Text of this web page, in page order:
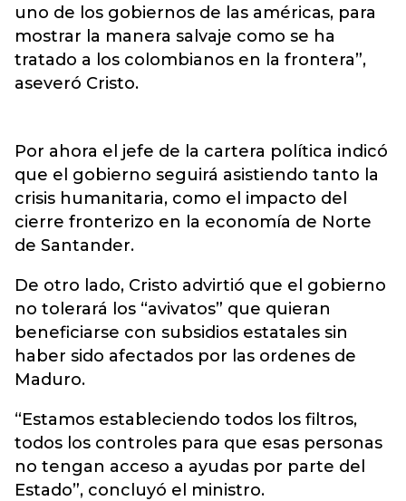
uno de los gobiernos de las américas, para
mostrar la manera salvaje como se ha
tratado a los colombianos en la frontera”,
aseveró Cristo.
Por ahora el jefe de la cartera política indicó
que el gobierno seguirá asistiendo tanto la
crisis humanitaria, como el impacto del
cierre fronterizo en la economía de Norte
de Santander.
De otro lado, Cristo advirtió que el gobierno
no tolerará los “avivatos” que quieran
beneficiarse con subsidios estatales sin
haber sido afectados por las ordenes de
Maduro.
“Estamos estableciendo todos los filtros,
todos los controles para que esas personas
no tengan acceso a ayudas por parte del
Estado”, concluyó el ministro.